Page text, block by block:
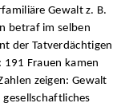
Gewalt z. B.
betraf im selben
der Tatverdächtigen
191 Frauen kamen
zeigen: Gewalt